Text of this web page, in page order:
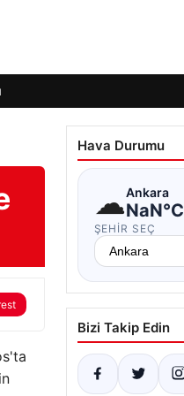
Hava Durumu
☁Ankara
NaN°C
ŞEHIR SEÇ
Bizi Takip Edin